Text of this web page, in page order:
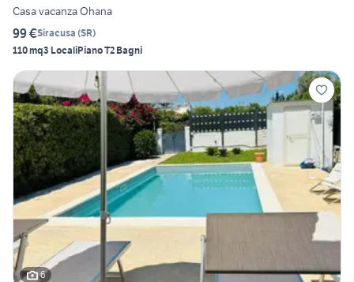
Casa vacanza Ohana
99 €Siracusa (SR)
110 mq3 LocaliPiano T2 Bagni
6